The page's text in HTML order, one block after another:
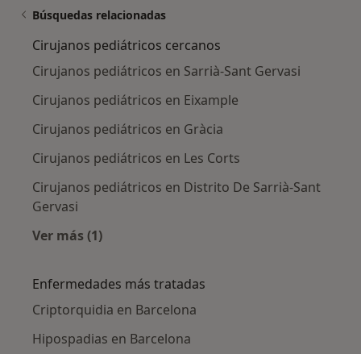
Búsquedas relacionadas
Cirujanos pediátricos cercanos
Cirujanos pediátricos en Sarrià-Sant Gervasi
Cirujanos pediátricos en Eixample
Cirujanos pediátricos en Gràcia
Cirujanos pediátricos en Les Corts
Cirujanos pediátricos en Distrito De Sarrià-Sant
Gervasi
Ver más (1)
Enfermedades más tratadas
Criptorquidia en Barcelona
Hipospadias en Barcelona